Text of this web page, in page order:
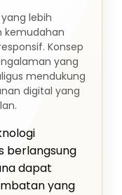
lebih
kemudahan
Konsep
yang
mendukung
digital yang
berlangsung
dapat
yang